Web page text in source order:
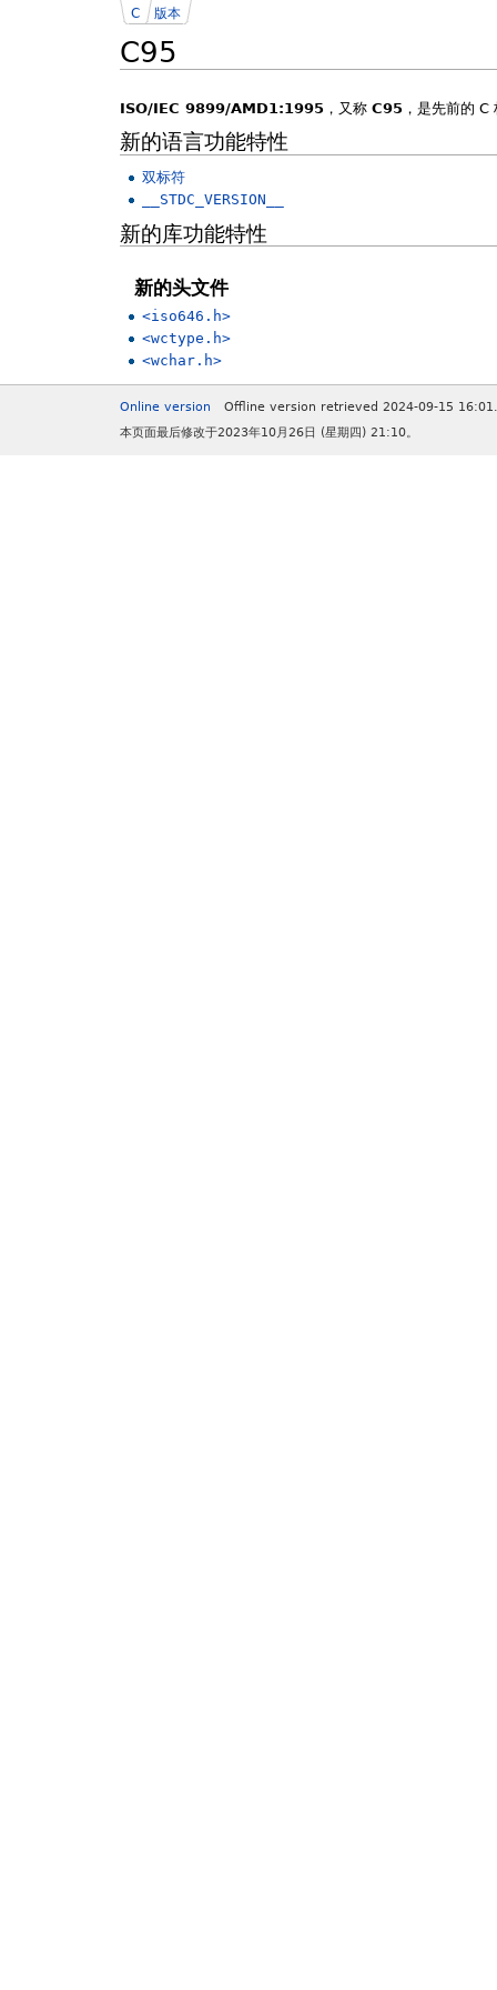
C95
C 版本
ISO/IEC 9899/AMD1:1995 ，又称 C95 ，是先前的 C
新的语言功能特性
双标符
__STDC_VERSION__
新的库功能特性
新的头文件
<iso646.h>
<wctype.h>
<wchar.h>
Online version
Offline version retrieved 2024-09-15 16:01.
本页面最后修改于2023年10月26日 (星期四) 21:10。